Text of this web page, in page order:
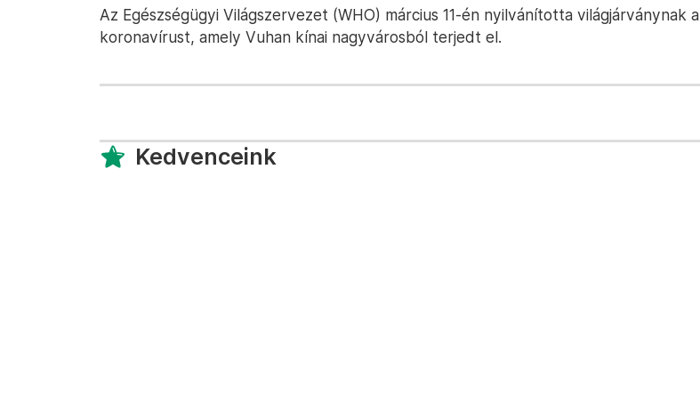
Az Egészségügyi Világszervezet (WHO) március 11-én nyilvánította világjárványnak a
koronavírust, amely Vuhan kínai nagyvárosból terjedt el.
Kedvenceink